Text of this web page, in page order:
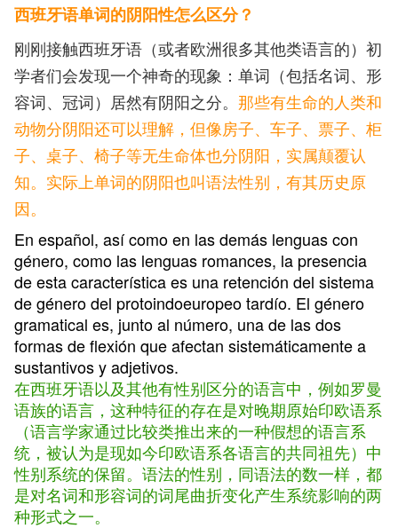
西班牙语单词的阴阳性怎么区分？
刚刚接触西班牙语（或者欧洲很多其他类语言的）初
学者们会发现一个神奇的现象：单词（包括名词、形
容词、冠词）居然有阴阳之分。 那些有生命的人类和
动物分阴阳还可以理解，但像房子、车子、票子、柜
子、桌子、椅子等无生命体也分阴阳，实属颠覆认
知。实际上单词的阴阳也叫语法性别，有其历史原
因。
En español, así como en las demás lenguas con
género, como las lenguas romances, la presencia
de esta característica es una retención del sistema
de género del protoindoeuropeo tardío. El género
gramatical es, junto al número, una de las dos
formas de flexión que afectan sistemáticamente a
sustantivos y adjetivos.
在西班牙语以及其他有性别区分的语言中，例如罗曼
语族的语言，这种特征的存在是对晚期原始印欧语系
（语言学家通过比较类推出来的一种假想的语言系
统，被认为是现如今印欧语系各语言的共同祖先）中
性别系统的保留。语法的性别，同语法的数一样，都
是对名词和形容词的词尾曲折变化产生系统影响的两
种形式之一。